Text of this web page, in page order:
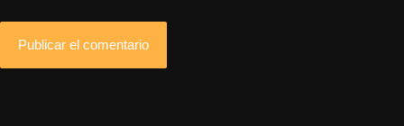
Publicar el comentario